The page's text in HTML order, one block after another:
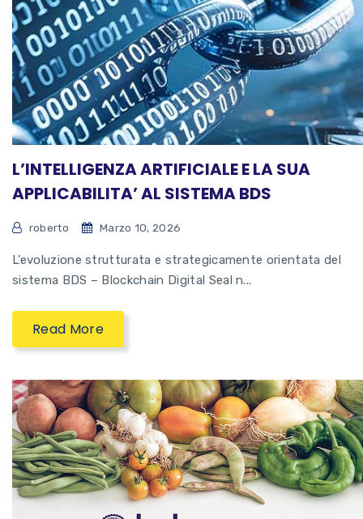
L’INTELLIGENZA ARTIFICIALE E LA SUA
APPLICABILITA’ AL SISTEMA BDS
roberto Marzo 10, 2026
L’evoluzione strutturata e strategicamente orientata del
sistema BDS – Blockchain Digital Seal n...
Read More